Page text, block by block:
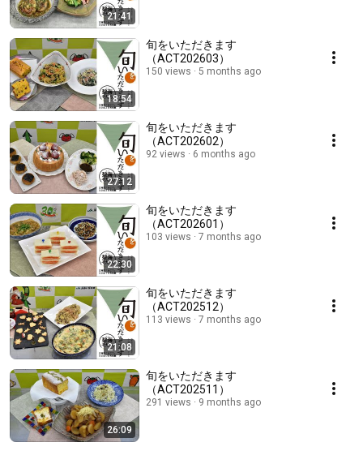
21:41
18:54
旬をいただきます
（ACT202603）
150 views 5 months ago
27:12
旬をいただきます
（ACT202602）
92 views 6 months ago
22:30
旬をいただきます
（ACT202601）
103 views 7 months ago
21:08
旬をいただきます
（ACT202512）
113 views 7 months ago
26:09
旬をいただきます
（ACT202511）
291 views 9 months ago